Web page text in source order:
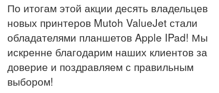
По итогам этой акции десять владельцев
новых принтеров Mutoh ValueJet стали
обладателями планшетов Apple IPad! Мы
искренне благодарим наших клиентов за
доверие и поздравляем с правильным
выбором!